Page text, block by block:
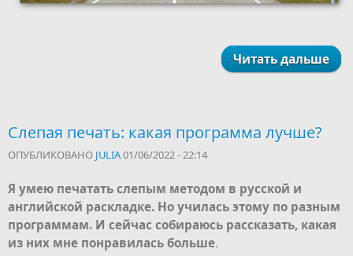
Читать дальше
Слепая печать: какая программа лучше?
ОПУБЛИКОВАНО JULIA01/06/2022 - 22:14
Я умею печатать слепым методом в русской и
английской раскладке. Но училась этому по разным
программам. И сейчас собираюсь рассказать, какая
из них мне понравилась больше.